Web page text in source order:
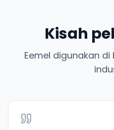
Kisah
Eemel digunakan